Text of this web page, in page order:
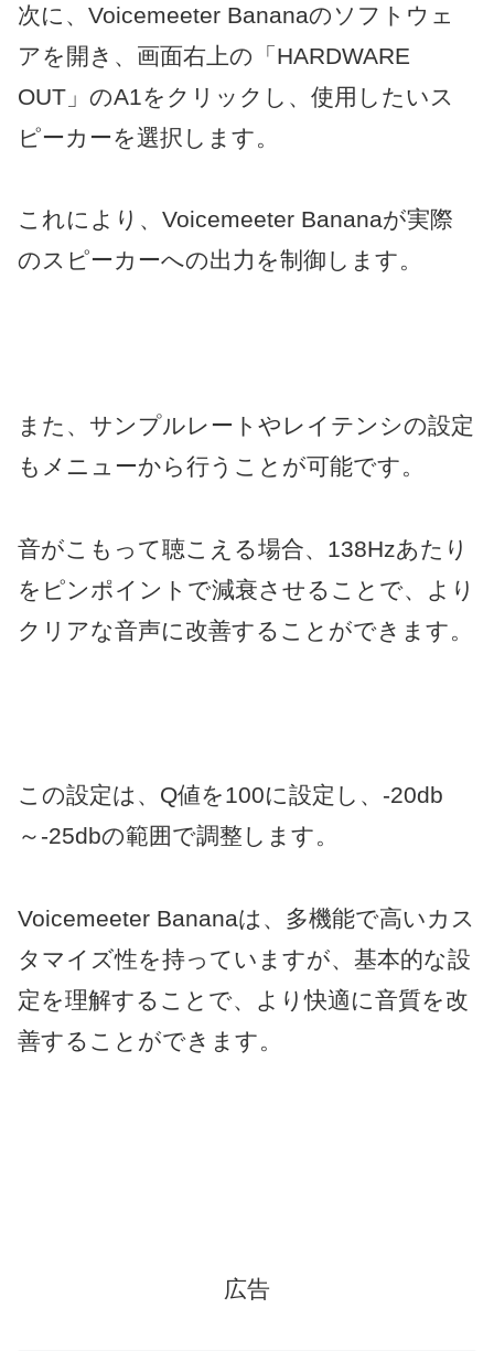
次に、Voicemeeter Bananaのソフトウェ
アを開き、画面右上の「HARDWARE
OUT」のA1をクリックし、使用したいス
ピーカーを選択します。
これにより、Voicemeeter Bananaが実際
のスピーカーへの出力を制御します。
また、サンプルレートやレイテンシの設定
もメニューから行うことが可能です。
音がこもって聴こえる場合、138Hzあたり
をピンポイントで減衰させることで、より
クリアな音声に改善することができます。
この設定は、Q値を100に設定し、-20db
～-25dbの範囲で調整します。
Voicemeeter Bananaは、多機能で高いカス
タマイズ性を持っていますが、基本的な設
定を理解することで、より快適に音質を改
善することができます。
広告